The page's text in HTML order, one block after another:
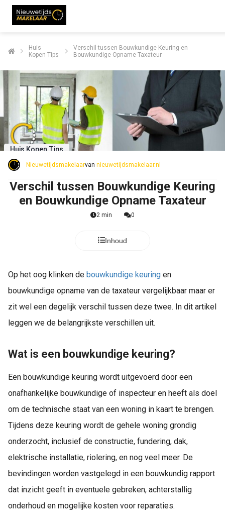
Huis
Kopen Tips
Verschil tussen Bouwkundige Keuring en
Bouwkundige Opname Taxateur
Huis Kopen Tips
Nieuwetijdsmakelaarvan nieuwetijdsmakelaar.nl
Verschil tussen Bouwkundige Keuring
en Bouwkundige Opname Taxateur
2 min 0
Inhoud
Op het oog klinken de bouwkundige keuring en
bouwkundige opname van de taxateur vergelijkbaar maar er
zit wel een degelijk verschil tussen deze twee. In dit artikel
leggen we de belangrijkste verschillen uit.
Wat is een bouwkundige keuring?
Een bouwkundige keuring wordt uitgevoerd door een
onafhankelijke bouwkundige of inspecteur en heeft als doel
om de technische staat van een woning in kaart te brengen.
Tijdens deze keuring wordt de gehele woning grondig
onderzocht, inclusief de constructie, fundering, dak,
elektrische installatie, riolering, en nog veel meer. De
bevindingen worden vastgelegd in een bouwkundig rapport
dat inzicht geeft in eventuele gebreken, achterstallig
onderhoud en mogelijke kosten voor reparaties.